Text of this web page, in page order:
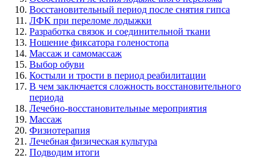
Восстановительный период после снятия гипса
ЛФК при переломе лодыжки
Разработка связок и соединительной ткани
Ношение фиксатора голеностопа
Массаж и самомассаж
Выбор обуви
Костыли и трости в период реабилитации
В чем заключается сложность восстановительного
периода
Лечебно-восстановительные мероприятия
Массаж
Физиотерапия
Лечебная физическая культура
Подводим итоги